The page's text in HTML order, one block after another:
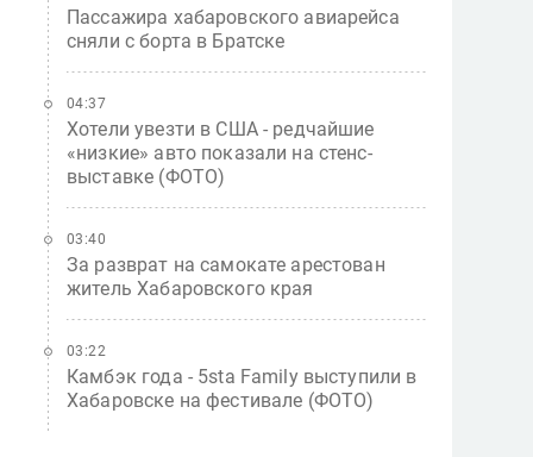
Пассажира хабаровского авиарейса
сняли с борта в Братске
Хотели увезти в США - редчайшие
«низкие» авто показали на стенс-
выставке (ФОТО)
04:37
За разврат на самокате арестован
житель Хабаровского края
03:40
Камбэк года - 5sta Family выступили в
Хабаровске на фестивале (ФОТО)
03:22